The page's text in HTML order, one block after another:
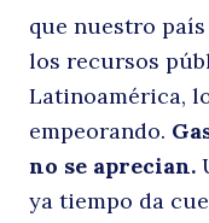
que nuestro
los recursos
Latinoamérica,
empeorando.
no se aprecian.
ya tiempo da